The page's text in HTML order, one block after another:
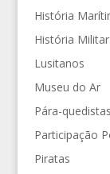
História
História Militar
Lusitanos
Museu do Ar
Pára-quedistas
Participação
Piratas